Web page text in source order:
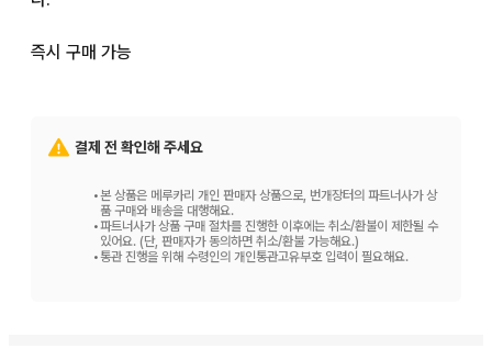
즉시 구매 가능
결제 전 확인해 주세요
•본 상품은 메루카리 개인 판매자 상품으로, 번개장터의 파트너사가 상
품 구매와 배송을 대행해요.
•파트너사가 상품 구매 절차를 진행한 이후에는 취소/환불이 제한될 수
있어요. (단, 판매자가 동의하면 취소/환불 가능해요.)
•통관 진행을 위해 수령인의 개인통관고유부호 입력이 필요해요.